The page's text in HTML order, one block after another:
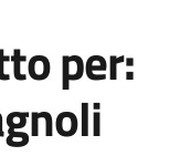
per: